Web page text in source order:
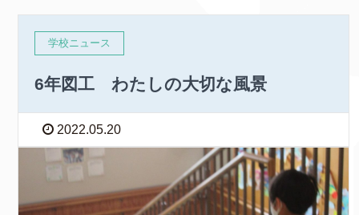
学校ニュース
6年図工 わたしの大切な風景
2022.05.20